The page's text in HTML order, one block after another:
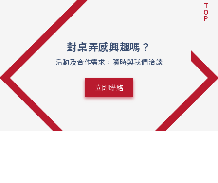
對桌弄感興趣嗎？
活動及合作需求，隨時與我們洽談
立即聯絡
T
O
P